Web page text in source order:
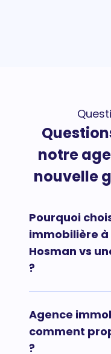
notre
nouvelle
Pourquoi
immobilière
Hosman vs
?
Afin de maximiser
bien immobilier
meilleur acheteur,
une agence
Agence
comment
?